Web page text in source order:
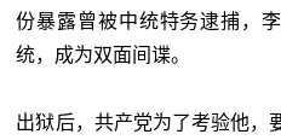
份暴露曾被中统特务逮捕，
统，成为双面间谍。
出狱后，共产党为了考验他，